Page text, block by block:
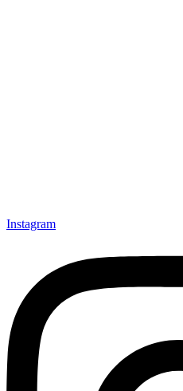
Instagram